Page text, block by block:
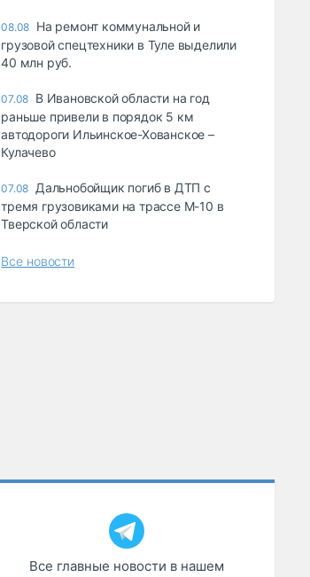
08.08 На ремонт коммунальной и
грузовой спецтехники в Туле выделили
40 млн руб.
07.08 В Ивановской области на год
раньше привели в порядок 5 км
автодороги Ильинское-Хованское –
Кулачево
07.08 Дальнобойщик погиб в ДТП с
тремя грузовиками на трассе М-10 в
Тверской области
Все новости
Все главные новости в нашем